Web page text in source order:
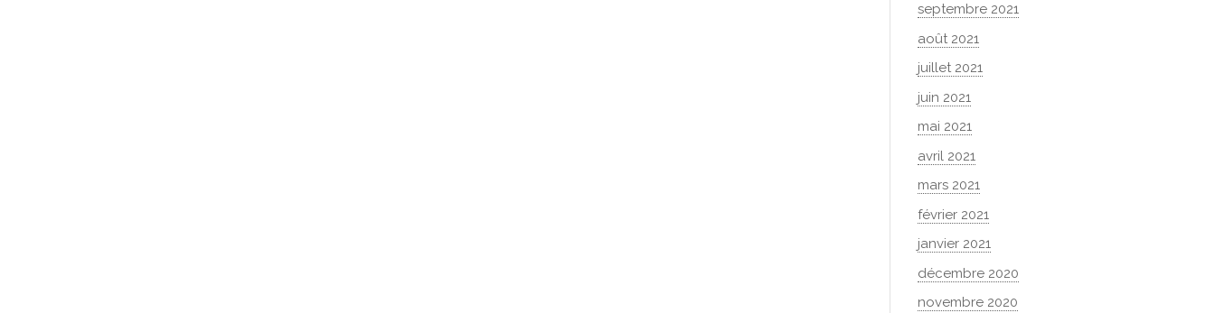
septembre 2021
août 2021
juillet 2021
juin 2021
mai 2021
avril 2021
mars 2021
février 2021
janvier 2021
décembre 2020
novembre 2020